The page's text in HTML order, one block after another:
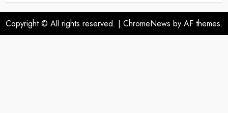
Copyright © All rights reserved. | ChromeNews by AF themes.